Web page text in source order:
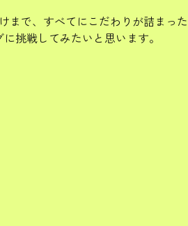
で、すべてにこだわりが詰まっ
挑戦してみたいと思います。